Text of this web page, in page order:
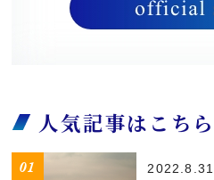
人気記事はこちら
2022.8.31